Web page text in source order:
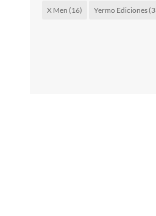
X Men (16) Yermo Ediciones